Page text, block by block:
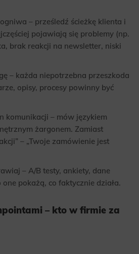
– prześledź ścieżkę klienta i
pojawiają się problemy (np.
brak reakcji na newsletter, niski
– każda niepotrzebna przeszkoda
opisy, procesy powinny być
komunikacji – mów językiem
żargonem. Zamiast
– „Twoje zamówienie jest
– A/B testy, ankiety, dane
pokażą, co faktycznie działa.
– kto w firmie za